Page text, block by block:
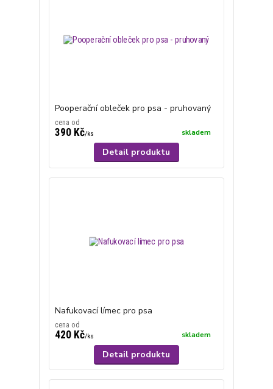
Pooperační obleček pro psa - pruhovaný
cena od
390 Kč/ks skladem
Detail produktu
Nafukovací límec pro psa
cena od
420 Kč/ks skladem
Detail produktu